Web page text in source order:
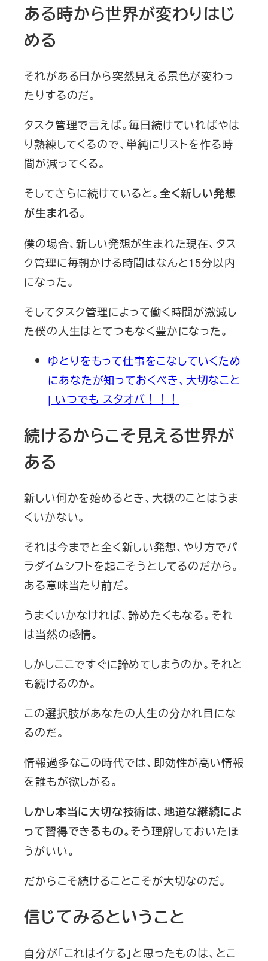
ある時から世界が変わりはじ
める
それがある日から突然見える景色が変わっ
たりするのだ。
タスク管理で言えば。毎日続けていればやは
り熟練してくるので、単純にリストを作る時
間が減ってくる。
そしてさらに続けていると。全く新しい発想
が生まれる。
僕の場合、新しい発想が生まれた現在、タス
ク管理に毎朝かける時間はなんと15分以内
になった。
そしてタスク管理によって働く時間が激減し
た僕の人生はとてつもなく豊かになった。
ゆとりをもって仕事をこなしていくため
にあなたが知っておくべき、大切なこと
| いつでも スタオバ！！！
続けるからこそ見える世界が
ある
新しい何かを始めるとき、大概のことはうま
くいかない。
それは今までと全く新しい発想、やり方でパ
ラダイムシフトを起こそうとしてるのだから。
ある意味当たり前だ。
うまくいかなければ、諦めたくもなる。それ
は当然の感情。
しかしここですぐに諦めてしまうのか。それと
も続けるのか。
この選択肢があなたの人生の分かれ目にな
るのだ。
情報過多なこの時代では、即効性が高い情報
を誰もが欲しがる。
しかし本当に大切な技術は、地道な継続によ
って習得できるもの。そう理解しておいたほ
うがいい。
だからこそ続けることこそが大切なのだ。
信じてみるということ
自分が「これはイケる」と思ったものは、とこ